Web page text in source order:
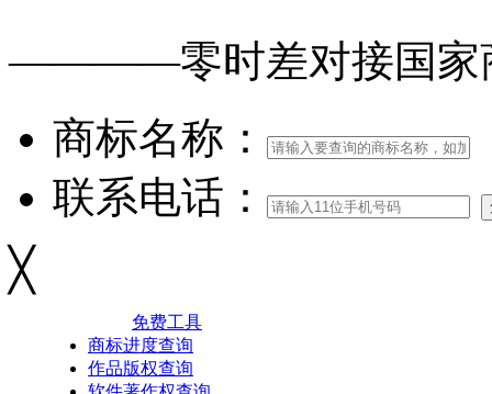
————零时差对接国
商标名称：
联系电话：
╳
免费工具
商标进度查询
作品版权查询